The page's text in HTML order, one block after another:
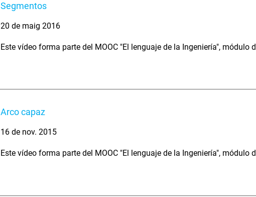
Segmentos
20 de maig 2016
Este vídeo forma parte del MOOC "El lenguaje de la Ingeniería",
Arco capaz
16 de nov. 2015
Este vídeo forma parte del MOOC "El lenguaje de la Ingeniería",